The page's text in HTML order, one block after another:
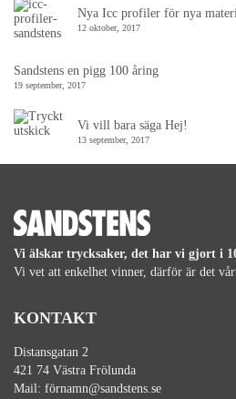
Nya Icc profiler för nya
12 oktober, 2017
Sandstens en pigg 100 åring
19 september, 2017
Vi vill bara säga Hej!
13 september, 2017
Vi älskar trycksaker, det har vi gjort i
Vi vet att enkelhet vinner, därför är det
KONTAKT
Distansgatan 2
421 74 Västra Frölunda
Mail: förnamn@sandstens.se